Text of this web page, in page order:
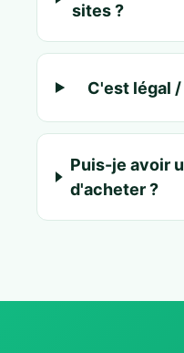
sites ?
C'est légal /
Puis-je avoir
d'acheter ?